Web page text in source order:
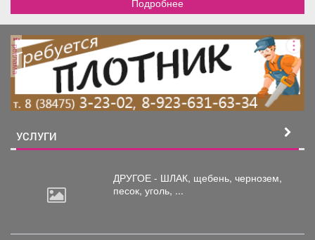
реклама
УСЛУГИ
ДРУГОЕ - ШЛАК, щебень, чернозем,
песок, уголь, ...